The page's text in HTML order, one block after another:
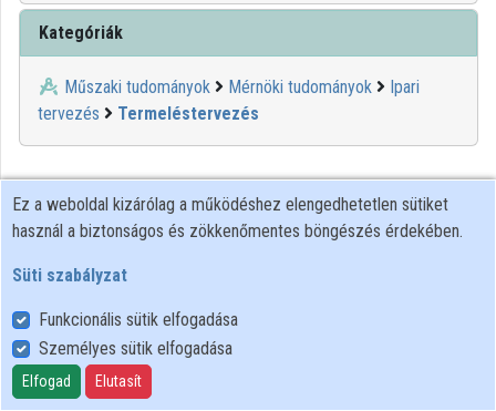
Kategóriák
Műszaki tudományok Mérnöki tudományok
Ipari
tervezés
Termeléstervezés
Felhasználói szabályzat
Adatkezelési tájékoztató
Süti szabályzat
Ez a weboldal kizárólag a működéshez elengedhetetlen sütiket
használ a biztonságos és zökkenőmentes böngészés érdekében.
Süti szabályzat
Funkcionális sütik elfogadása
Személyes sütik elfogadása
Elfogad Elutasít